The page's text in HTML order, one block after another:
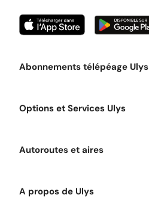
Abonnements télépéage Ulys
Options et Services Ulys
Autoroutes et aires
A propos de Ulys